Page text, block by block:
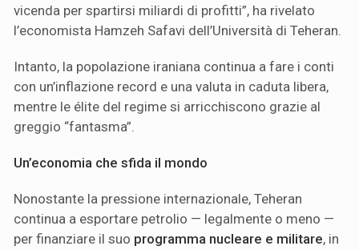
vicenda per spartirsi miliardi di profitti”, ha rivelato
l’economista Hamzeh Safavi dell’Università di Teheran.
Intanto, la popolazione iraniana continua a fare i conti
con un’inflazione record e una valuta in caduta libera,
mentre le élite del regime si arricchiscono grazie al
greggio “fantasma”.
Un’economia che sfida il mondo
Nonostante la pressione internazionale, Teheran
continua a esportare petrolio — legalmente o meno —
per finanziare il suo programma nucleare e militare, in